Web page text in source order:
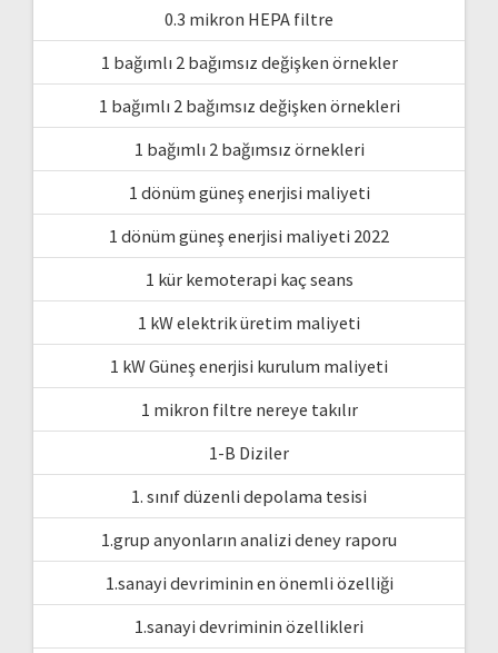
0.3 mikron HEPA filtre
1 bağımlı 2 bağımsız değişken örnekler
1 bağımlı 2 bağımsız değişken örnekleri
1 bağımlı 2 bağımsız örnekleri
1 dönüm güneş enerjisi maliyeti
1 dönüm güneş enerjisi maliyeti 2022
1 kür kemoterapi kaç seans
1 kW elektrik üretim maliyeti
1 kW Güneş enerjisi kurulum maliyeti
1 mikron filtre nereye takılır
1-B Diziler
1. sınıf düzenli depolama tesisi
1.grup anyonların analizi deney raporu
1.sanayi devriminin en önemli özelliği
1.sanayi devriminin özellikleri